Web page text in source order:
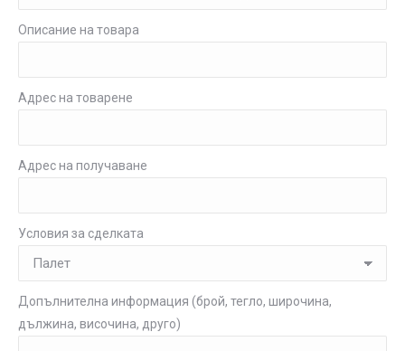
Описание на товара
Адрес на товарене
Адрес на получаване
Условия за сделката
Допълнителна информация (брой, тегло, широчина,
дължина, височина, друго)